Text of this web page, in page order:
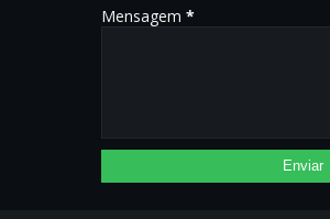
Mensagem *